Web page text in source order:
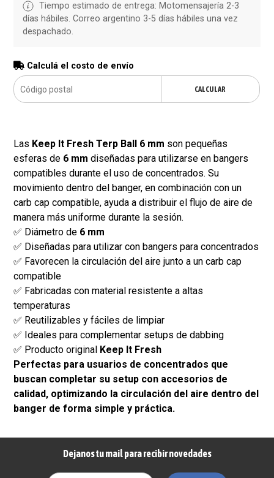
Tiempo estimado de entrega: Motomensajería 2-3
días hábiles. Correo argentino 3-5 días hábiles una vez
despachado.
Calculá el costo de envío
CALCULAR
Las Keep It Fresh Terp Ball 6 mm son pequeñas
esferas de 6 mm diseñadas para utilizarse en bangers
compatibles durante el uso de concentrados. Su
movimiento dentro del banger, en combinación con un
carb cap compatible, ayuda a distribuir el flujo de aire de
manera más uniforme durante la sesión.
✅ Diámetro de 6 mm
✅ Diseñadas para utilizar con bangers para concentrados
✅ Favorecen la circulación del aire junto a un carb cap
compatible
✅ Fabricadas con material resistente a altas
temperaturas
✅ Reutilizables y fáciles de limpiar
✅ Ideales para complementar setups de dabbing
✅ Producto original Keep It Fresh
Perfectas para usuarios de concentrados que
buscan completar su setup con accesorios de
calidad, optimizando la circulación del aire dentro del
banger de forma simple y práctica.
Dejanos tu mail para recibir novedades